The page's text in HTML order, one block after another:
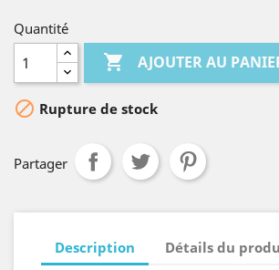
Quantité
 AJOUTER AU
 Rupture de stock
Partager
Description Détails du